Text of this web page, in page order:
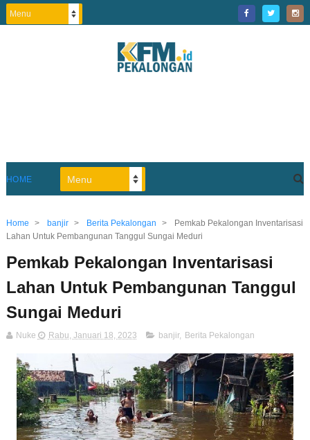
HOME
Home > banjir > Berita Pekalongan >
Pemkab Pekalongan Inventarisasi
Lahan Untuk Pembangunan Tanggul Sungai Meduri
Pemkab Pekalongan Inventarisasi
Lahan Untuk Pembangunan Tanggul
Sungai Meduri
Nuke Rabu, Januari 18, 2023 banjir, Berita Pekalongan